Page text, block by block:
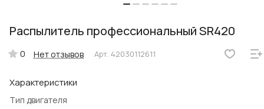
Распылитель профессиональный SR420
0 Нет отзывов Арт. 42030112611
Характеристики
Тип двигателя